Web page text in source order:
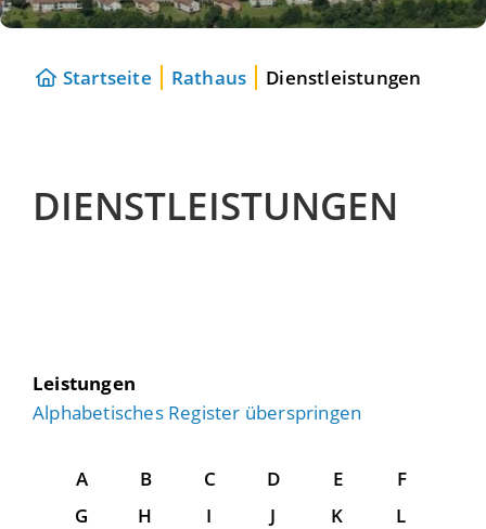
Startseite Rathaus Dienstleistungen
DIENSTLEISTUNGEN
Leistungen
Alphabetisches Register überspringen
A B C D E
F
G
H I J K
L